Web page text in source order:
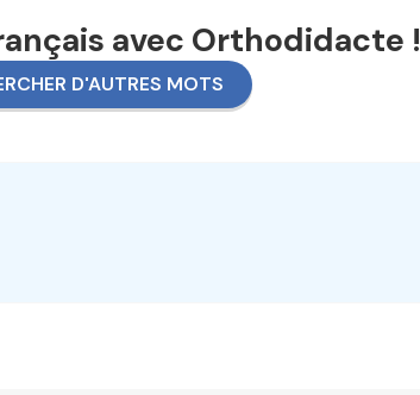
avec Orthodidacte !
D'AUTRES MOTS